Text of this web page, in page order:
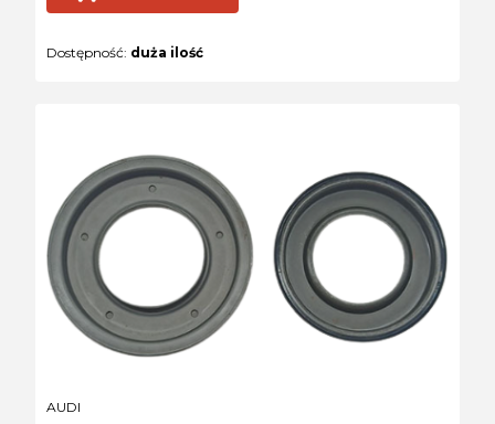
Dostępność: duża ilość
PRODUCENT
AUDI